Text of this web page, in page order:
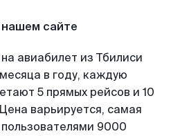
сайте
авиабилет из Тбилиси
в году, каждую
5 прямых рейсов и 10
варьируется, самая
9000